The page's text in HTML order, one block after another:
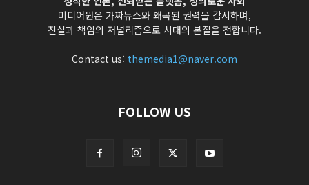
미디어원은 가짜뉴스와 왜곡된 권력을 감시하며,
진실과 책임의 저널리즘으로 시대의 본질을 전합니다.
Contact us: themedia1@naver.com
FOLLOW US